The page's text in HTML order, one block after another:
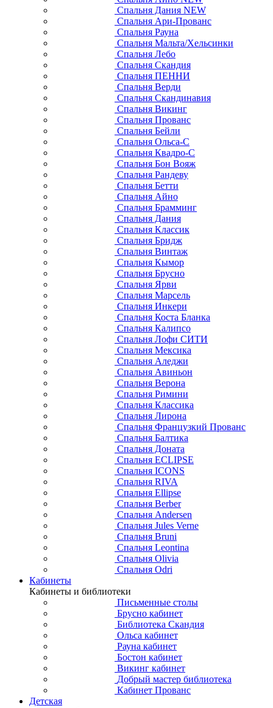
Спальня Дания NEW
Спальня Ари-Прованс
Спальня Рауна
Спальня Мальта/Хельсинки
Спальня Лебо
Спальня Скандия
Спальня ПЕННИ
Спальня Верди
Спальня Скандинавия
Спальня Викинг
Спальня Прованс
Спальня Бейли
Спальня Ольса-С
Спальня Квадро-С
Спальня Бон Вояж
Спальня Рандеву
Спальня Бетти
Спальня Айно
Спальня Брамминг
Спальня Дания
Спальня Классик
Спальня Бридж
Спальня Винтаж
Спальня Кымор
Спальня Брусно
Спальня Ярви
Спальня Марсель
Спальня Инкери
Спальня Коста Бланка
Спальня Калипсо
Спальня Лофи СИТИ
Спальня Мексика
Спальня Аледжи
Спальня Авиньон
Спальня Верона
Спальня Римини
Спальня Классика
Спальня Лирона
Спальня Французкий Прованс
Спальня Балтика
Спальня Доната
Спальня ECLIPSE
Спальня ICONS
Спальня RIVA
Спальня Ellipse
Спальня Berber
Спальня Andersen
Спальня Jules Verne
Спальня Bruni
Спальня Leontina
Спальня Olivia
Спальня Odri
Кабинеты
Кабинеты и библиотеки
Письменные столы
Брусно кабинет
Библиотека Скандия
Ольса кабинет
Рауна кабинет
Бостон кабинет
Викинг кабинет
Добрый мастер библиотека
Кабинет Прованс
Детская